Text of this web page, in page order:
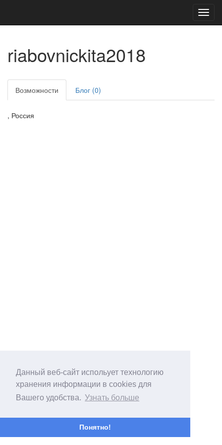
Данный веб-сайт испольует технологию
хранения информации в cookies для
Вашего удобства. Узнать больше
Понятно!
riabovnickita2018
Возможности Блог (0)
, Россия